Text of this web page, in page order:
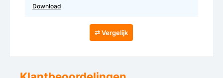
Download
⇄ Vergelijk